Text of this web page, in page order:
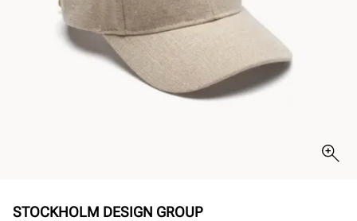
STOCKHOLM DESIGN GROUP